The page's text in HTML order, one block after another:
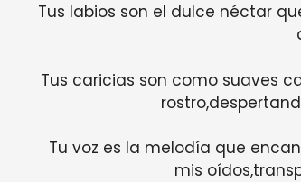
Tus labios son el dulce néctar
Tus caricias son como suaves
Tu voz es la melodía que
mis